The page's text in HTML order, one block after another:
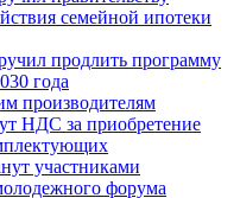
семейной ипотеки
продлить программу
года
производителям
НДС за приобретение
участниками
форума